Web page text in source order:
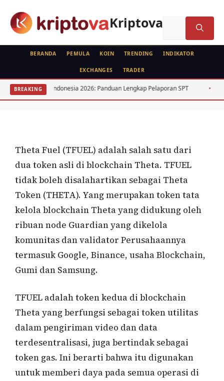
Kriptova
BERANDA PEMULA KOIN TRENDING INDIKATOR
EXCHANGES TRADER
BREAKING
Indonesia 2026: Panduan Lengkap Pelaporan SPT 15 Saham
KOIN
Theta Fuel(TFUEL)
Theta Fuel (TFUEL) adalah salah satu dari
dua token asli di blockchain Theta. TFUEL
tidak boleh disalahartikan sebagai Theta
Token (THETA). Yang merupakan token tata
kelola blockchain Theta yang didukung oleh
ribuan node Guardian yang dikelola
komunitas dan validator Perusahaannya
termasuk Google, Binance, usaha Blockchain,
Gumi dan Samsung.
TFUEL adalah token kedua di blockchain
Theta yang berfungsi sebagai token utilitas
dalam pengiriman video dan data
terdesentralisasi, juga bertindak sebagai
token gas. Ini berarti bahwa itu digunakan
untuk memberi daya pada semua operasi di